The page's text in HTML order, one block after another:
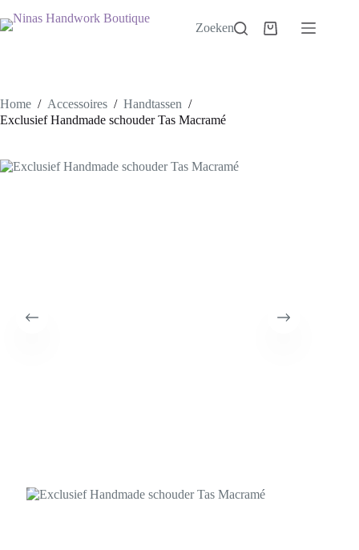
naar
de
Zoeken Winkelwagen
Home / Accessoires / Handtassen /
Exclusief Handmade schouder Tas Macramé